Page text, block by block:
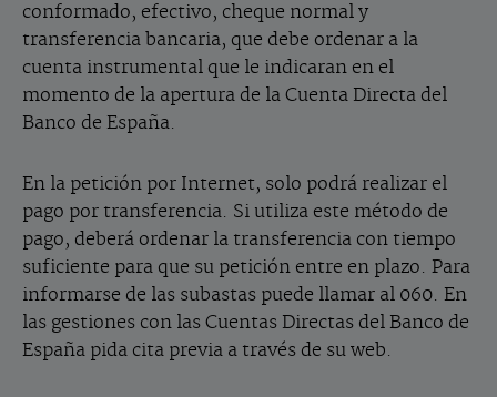
conformado, efectivo, cheque normal y
transferencia bancaria, que debe ordenar a la
cuenta instrumental que le indicaran en el
momento de la apertura de la Cuenta Directa del
Banco de España.
En la petición por Internet, solo podrá realizar el
pago por transferencia. Si utiliza este método de
pago, deberá ordenar la transferencia con tiempo
suficiente para que su petición entre en plazo. Para
informarse de las subastas puede llamar al 060. En
las gestiones con las Cuentas Directas del Banco de
España pida cita previa a través de su web.